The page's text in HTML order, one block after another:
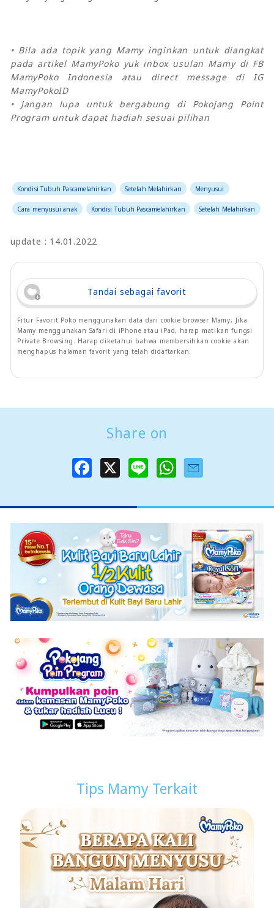
• Bila ada topik yang Mamy inginkan untuk diangkat
pada artikel MamyPoko yuk inbox usulan Mamy di FB
MamyPoko Indonesia atau direct message di IG
MamyPokoID
• Jangan lupa untuk bergabung di Pokojang Point
Program untuk dapat hadiah sesuai pilihan
Kondisi Tubuh Pascamelahirkan Setelah Melahirkan Menyusui
Cara menyusui anak Kondisi Tubuh Pascamelahirkan Setelah Melahirkan
update : 14.01.2022
Tandai sebagai favorit
Fitur Favorit Poko menggunakan data dari cookie browser Mamy, Jika
Mamy menggunakan Safari di iPhone atau iPad, harap matikan fungsi
Private Browsing. Harap diketahui bahwa membersihkan cookie akan
menghapus halaman favorit yang telah didaftarkan.
Share on
o
o
W
A
Tips Mamy Terkait